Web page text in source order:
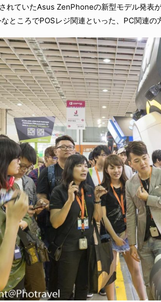
れていたAsus ZenPhoneの新型モデル発表
ところでPOSレジ関連といった、PC関連の